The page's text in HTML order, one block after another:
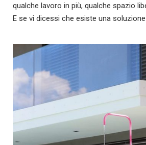
qualche lavoro in più, qualche spazio
E se vi dicessi che esiste una